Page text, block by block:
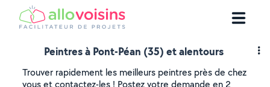
Peintres à Pont-Péan (35) et alentours
Trouver rapidement les meilleurs peintres près de chez
vous et contactez-les ! Postez votre demande en 2